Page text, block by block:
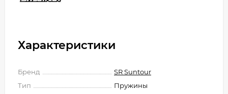
Характеристики
Бренд
SR Suntour
Тип
Пружины